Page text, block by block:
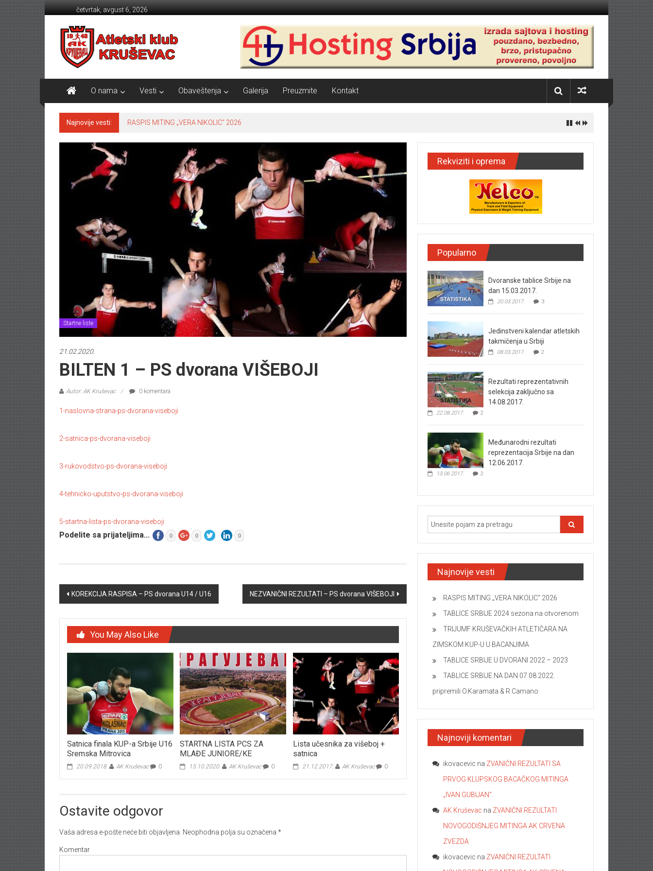
četvrtak, avgust 6, 2026
Atletski klub KRUŠEVAC
O nama Vesti Obaveštenja Galerija Preuzmite Kontakt
Najnovije vesti: RASPIS MITING „VERA NIKOLIC“ 2026
Startne liste
21.02.2020.
BILTEN 1 – PS dvorana VIŠEBOJI
Autor: AK Kruševac 0 komentara
1-naslovna-strana-ps-dvorana-viseboji
2-satnica-ps-dvorana-viseboji
3-rukovodstvo-ps-dvorana-viseboji
4-tehnicko-uputstvo-ps-dvorana-viseboji
5-startna-lista-ps-dvorana-viseboji
Podelite sa prijateljima... 0 0 0
Post navigation
KOREKCIJA RASPISA – PS dvorana U14 / U16 NEZVANIČNI REZULTATI – PS dvorana VIŠEBOJI
You May Also Like
Satnica finala KUP-a Srbije U16
Sremska Mitrovica
20.09.2018. AK Kruševac 0
STARTNA LISTA PCS ZA
MLAĐE JUNIORE/KE
15.10.2020. AK Kruševac 0
Lista učesnika za višeboj +
satnica
21.12.2017. AK Kruševac 0
Ostavite odgovor
Vaša adresa e-pošte neće biti objavljena. Neophodna polja su označena *
Komentar
Rekviziti i oprema
Popularno
Dvoranske tablice Srbije na
dan 15.03.2017.
20.03.2017. 3
Jedinstveni kalendar atletskih
takmičenja u Srbiji
08.03.2017. 2
Rezultati reprezentativnih
selekcija zaključno sa
14.08.2017.
22.08.2017. 2
Međunarodni rezultati
reprezentacija Srbije na dan
12.06.2017.
13.06.2017. 2
Najnovije vesti
RASPIS MITING „VERA NIKOLIC“ 2026
TABLICE SRBIJE 2024 sezona na otvorenom
TRIJUMF KRUŠEVAČKIH ATLETIČARA NA
ZIMSKOM KUP-U U BACANJIMA
TABLICE SRBIJE U DVORANI 2022 – 2023
TABLICE SRBIJE NA DAN 07.08.2022.
pripremili O.Karamata & R.Camano
Najnoviji komentari
ikovacevic na ZVANIČNI REZULTATI SA
PRVOG KLUPSKOG BACAČKOG MITINGA
„IVAN GUBIJAN“
AK Kruševac na ZVANIČNI REZULTATI
NOVOGODIŠNJEG MITINGA AK CRVENA
ZVEZDA
ikovacevic na ZVANIČNI REZULTATI